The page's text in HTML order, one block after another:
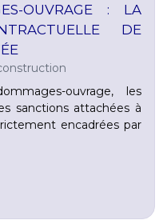
OUVRAGE : LA
DE
ouvrage, les
sanctions attachées à
encadrées par